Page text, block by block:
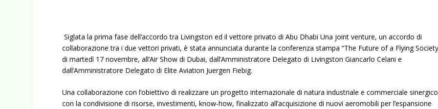
Siglata la prima fase dell’accordo tra Livingston ed il vettore privato di Abu Dhabi Una joint venture, un accordo di
collaborazione tra i due vettori privati, è stata annunciata durante la conferenza stampa “The Future of a Flying
di martedì 17 novembre, all’Air Show di Dubai, dall’Amministratore Delegato di Livingston Giancarlo Celani e
dall’Amministratore Delegato di Elite Aviation Juergen Fiebig.
Una collaborazione con l’obiettivo di realizzare un progetto internazionale di natura industriale e commerciale
con la condivisione di risorse, investimenti, know-how, finalizzato all’acquisizione di nuovi aeromobili per l’espansione